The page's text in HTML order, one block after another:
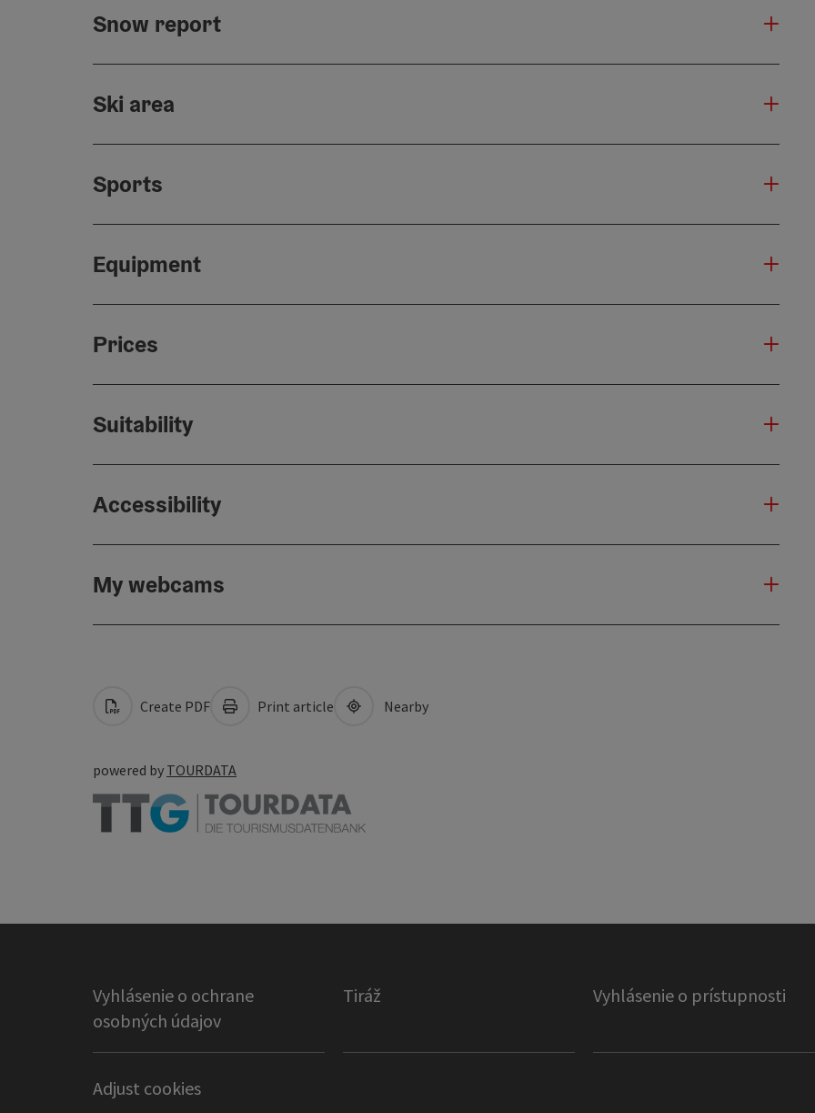
Snow report
Ski area
Sports
Equipment
Prices
Suitability
Accessibility
My webcams
Create PDF Print article Nearby
powered by TOURDATA
Vyhlásenie o ochrane
osobných údajov
Tiráž Vyhlásenie o prístupnosti
Adjust cookies